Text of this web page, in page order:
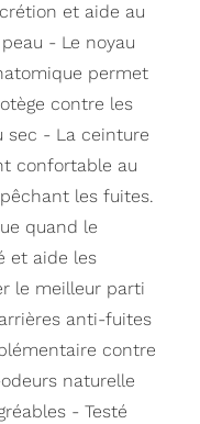
et aide au
- Le noyau
permet
contre les
sec - La ceinture
confortable au
les fuites.
quand le
et aide les
le meilleur parti
anti-fuites
contre
naturelle
- Testé